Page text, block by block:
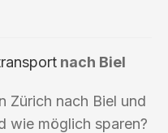
nach Biel
Zürich nach Biel und
wie möglich sparen?